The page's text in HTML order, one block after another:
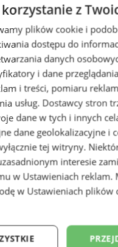
z
plików cookie i
dostępu do
danych
i dane
i treści, pomiaru
usług. Dostawcy stron
dane w tych i innych
dane geolokalizacyjne i
tej witryny.
interesie
w Ustawieniach reklam.
w Ustawieniach plików